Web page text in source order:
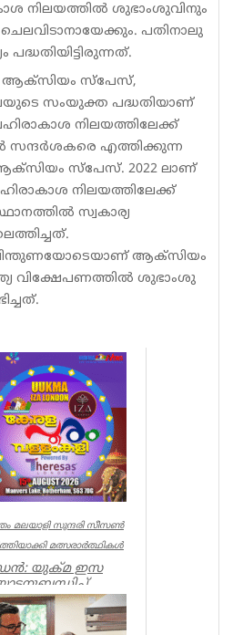
നിലയത്തിൽ ശുഭാംശുവിനും
പതിനാലു
സ്‌പേസ്‌,
സംയുക്ത പദ്ധതിയാണ്‌
നിലയത്തിലേക്ക്
സന്ദര്‍ശകരെ എത്തിക്കുന്ന
സ്‌പേസ്. 2022 ലാണ്
നിലയത്തിലേക്ക്
സ്വകാര്യ
ആക്‌സിയം
വിക്ഷേപണത്തില്‍ ശുഭാംശു
മലയാളി സുന്ദരി സീസൺ
മത്സരാർത്ഥികൾ
യുക്മ ഇസ
മാൻവേ...